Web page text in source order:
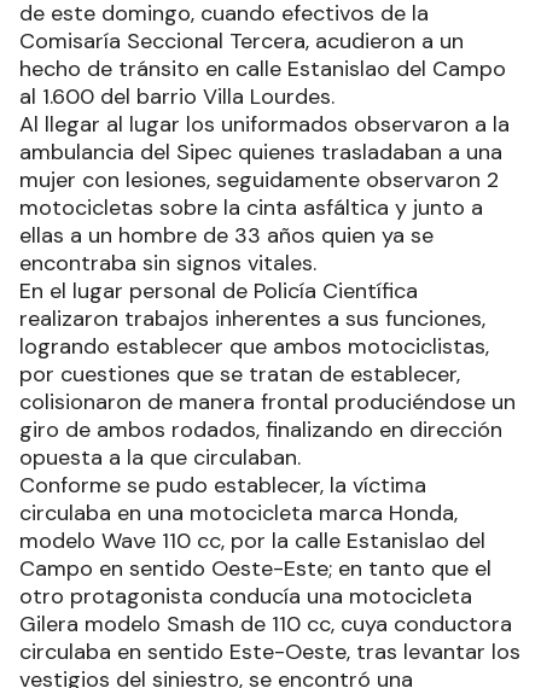
de este domingo, cuando efectivos de la
Comisaría Seccional Tercera, acudieron a un
hecho de tránsito en calle Estanislao del Campo
al 1.600 del barrio Villa Lourdes.
Al llegar al lugar los uniformados observaron a la
ambulancia del Sipec quienes trasladaban a una
mujer con lesiones, seguidamente observaron 2
motocicletas sobre la cinta asfáltica y junto a
ellas a un hombre de 33 años quien ya se
encontraba sin signos vitales.
En el lugar personal de Policía Científica
realizaron trabajos inherentes a sus funciones,
logrando establecer que ambos motociclistas,
por cuestiones que se tratan de establecer,
colisionaron de manera frontal produciéndose un
giro de ambos rodados, finalizando en dirección
opuesta a la que circulaban.
Conforme se pudo establecer, la víctima
circulaba en una motocicleta marca Honda,
modelo Wave 110 cc, por la calle Estanislao del
Campo en sentido Oeste-Este; en tanto que el
otro protagonista conducía una motocicleta
Gilera modelo Smash de 110 cc, cuya conductora
circulaba en sentido Este-Oeste, tras levantar los
vestigios del siniestro, se encontró una